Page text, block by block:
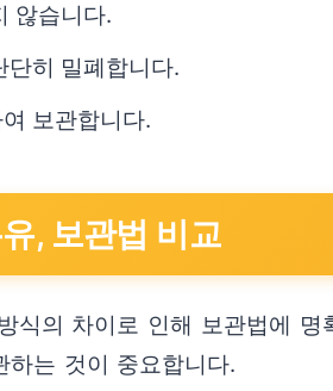
않습니다.
단히 밀폐합니다.
보관합니다.
, 보관법 비교
식의 차이로 인해 보관법에
는 것이 중요합니다.